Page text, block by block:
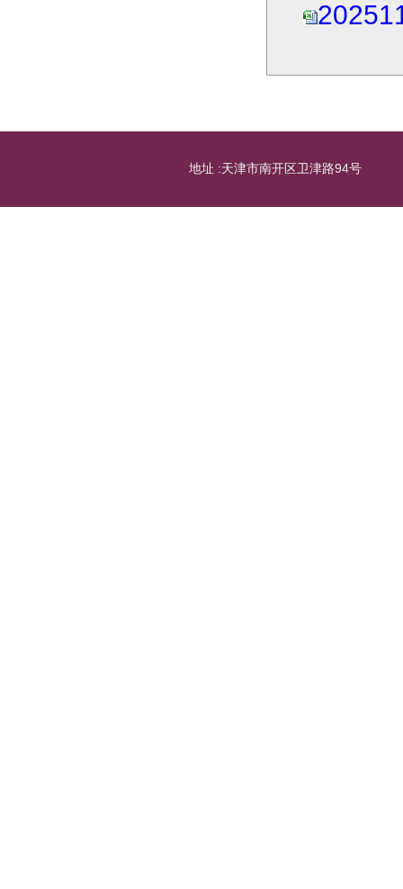
地址 :天津市南开区卫津路94号